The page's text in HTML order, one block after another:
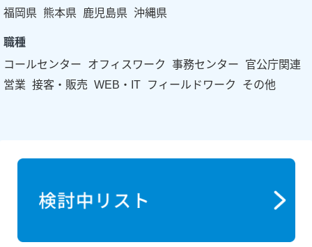
福岡県 熊本県 鹿児島県 沖縄県
職種
コールセンター
オフィスワーク 事務センター
官公庁関連
営業 接客・販売 WEB・IT フィールドワーク その他